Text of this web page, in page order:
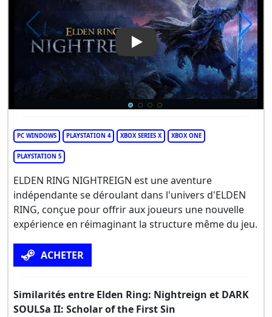
Play Video: Elden Ring:
PC WINDOWS PLAYSTATION 4 XBOX SERIES X XBOX ONE
PLAYSTATION 5
ELDEN RING NIGHTREIGN est une aventure
indépendante se déroulant dans l'univers d'ELDEN
RING, conçue pour offrir aux joueurs une nouvelle
expérience en réimaginant la structure même du jeu.
ACHETER
Similarités entre Elden Ring: Nightreign et DARK
SOULSa II: Scholar of the First Sin